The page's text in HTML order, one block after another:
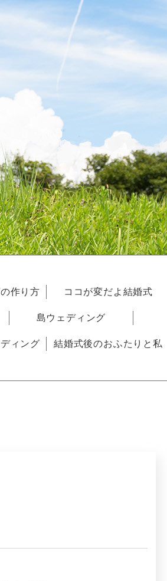
作り方 ココが変だよ結婚式
島ウェディング
ィング 結婚式後のおふたりと私